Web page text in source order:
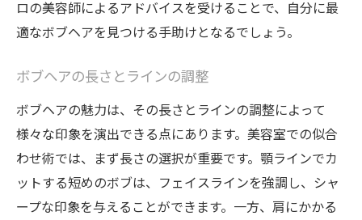
ロの美容師によるアドバイスを受けることで、自分に最
適なボブヘアを見つける手助けとなるでしょう。
ボブヘアの長さとラインの調整
ボブヘアの魅力は、その長さとラインの調整によって
様々な印象を演出できる点にあります。美容室での似合
わせ術では、まず長さの選択が重要です。顎ラインでカ
ットする短めのボブは、フェイスラインを強調し、シャ
ープな印象を与えることができます。一方、肩にかかる